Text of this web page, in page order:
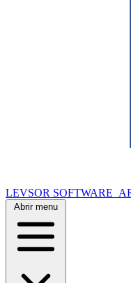
LEVSOR
Abrir menu